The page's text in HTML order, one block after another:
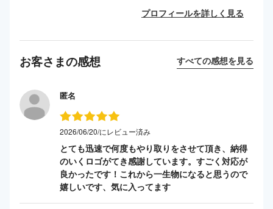
プロフィールを詳しく見る
お客さまの感想 すべての感想を見る
匿名
2026/06/20/にレビュー済み
とても迅速で何度もやり取りをさせて頂き、納得
のいくロゴがてき感謝しています。すごく対応が
良かったです！これから一生物になると思うので
嬉しいです、気に入ってます